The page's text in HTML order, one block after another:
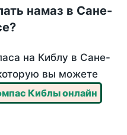
намаз в Сане-
на Киблу в Сане-
вы можете
Киблы онлайн